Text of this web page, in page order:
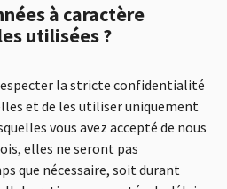
à caractère
utilisées ?
la stricte confidentialité
et de les utiliser uniquement
vous avez accepté de nous
elles ne seront pas
que nécessaire, soit durant